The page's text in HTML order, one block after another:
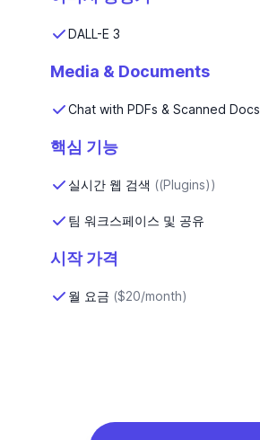
DALL-E 3
Media & Documents
Chat with PDFs & Scanned Docs
핵심 기능
실시간 웹 검색 ((Plugins))
팀 워크스페이스 및 공유
시작 가격
월 요금 ($20/month)